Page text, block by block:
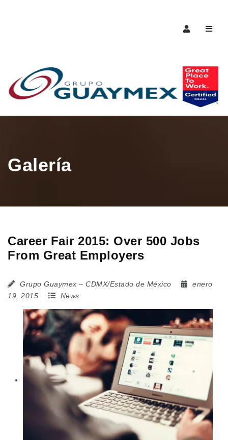
Galería
Career Fair 2015: Over 500 Jobs
From Great Employers
Grupo Guaymex – CDMX/Estado de México
enero
19, 2015
News